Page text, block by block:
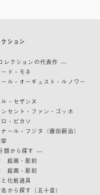
ション
クションの代表作 —
ード・モネ
ール・オーギュスト・ルノワー
・セザンヌ
ンセント・ファン・ゴッホ
・ピカソ
ナール・フジタ（藤田嗣治）
類から探す —
絵画・彫刻
絵画・彫刻
化粧道具
から探す（五十音）